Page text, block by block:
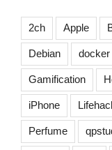
2ch Apple
Debian docker
Gamification
iPhone
Perfume